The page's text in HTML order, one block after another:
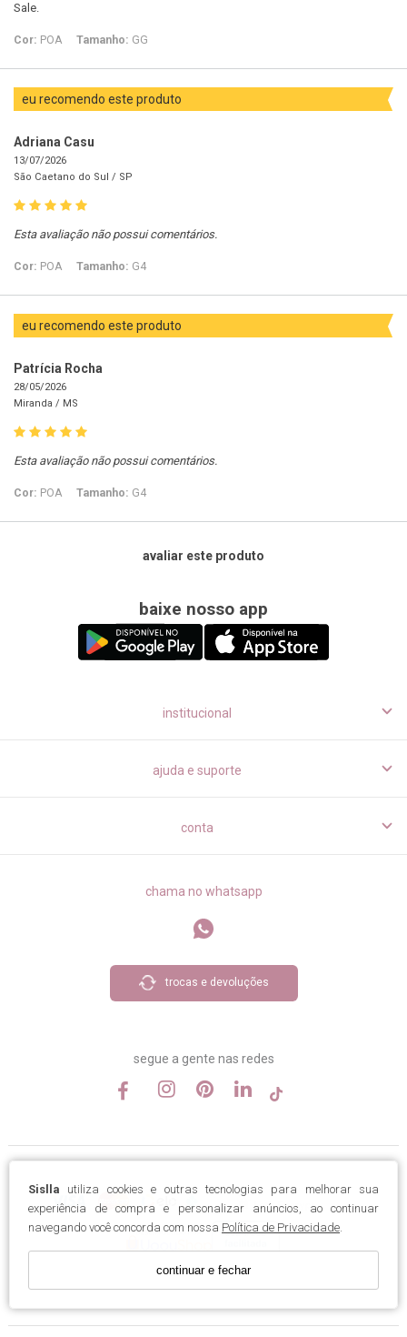
Sislla utiliza cookies e outras tecnologias para melhorar sua
experiência de compra e personalizar anúncios, ao continuar
navegando você concorda com nossa Política de Privacidade.
continuar e fechar
Sale.
Cor: POA Tamanho: GG
eu recomendo este produto
Adriana Casu
13/07/2026
São Caetano do Sul / SP
Esta avaliação não possui comentários.
Cor: POA Tamanho: G4
eu recomendo este produto
Patrícia Rocha
28/05/2026
Miranda / MS
Esta avaliação não possui comentários.
Cor: POA Tamanho: G4
avaliar este produto
baixe nosso app
institucional
ajuda e suporte
conta
chama no whatsapp
trocas e devoluções
segue a gente nas redes